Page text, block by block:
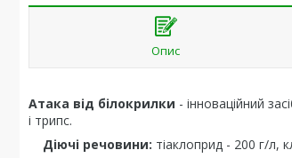
Опис
Атака від білокрилки - інноваційний
і трипс.
Діючі речовини: тіаклоприд - 200 г/л,